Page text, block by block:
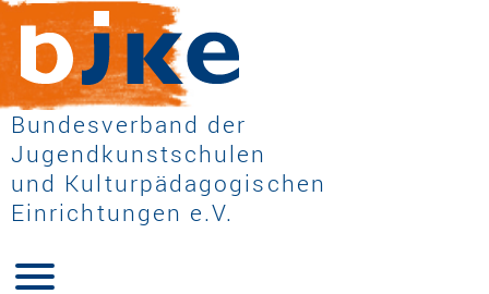
Bundesverband der
Jugendkunstschulen
und Kulturpädagogischen
Einrichtungen e.V.